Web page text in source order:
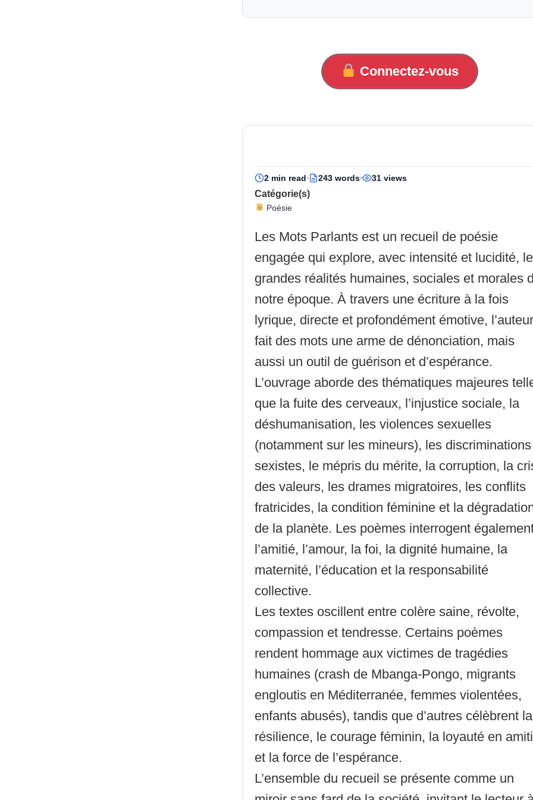
Connectez-vous
2 min read 243 words 31 views
Catégorie(s)
Poésie
Les Mots Parlants est un recueil de poésie
engagée qui explore, avec intensité et lucidité,
grandes réalités humaines, sociales et morales
notre époque. À travers une écriture à la fois
lyrique, directe et profondément émotive,
fait des mots une arme de dénonciation, mais
aussi un outil de guérison et d’espérance.
L’ouvrage aborde des thématiques majeures
que la fuite des cerveaux, l’injustice sociale, la
déshumanisation, les violences sexuelles
(notamment sur les mineurs), les discriminations
sexistes, le mépris du mérite, la corruption, la
des valeurs, les drames migratoires, les conflits
fratricides, la condition féminine et la
de la planète. Les poèmes interrogent
l’amitié, l’amour, la foi, la dignité humaine, la
maternité, l’éducation et la responsabilité
collective.
Les textes oscillent entre colère saine, révolte,
compassion et tendresse. Certains poèmes
rendent hommage aux victimes de tragédies
humaines (crash de Mbanga-Pongo, migrants
engloutis en Méditerranée, femmes violentées,
enfants abusés), tandis que d’autres célèbrent la
résilience, le courage féminin, la loyauté en
et la force de l’espérance.
L’ensemble du recueil se présente comme un